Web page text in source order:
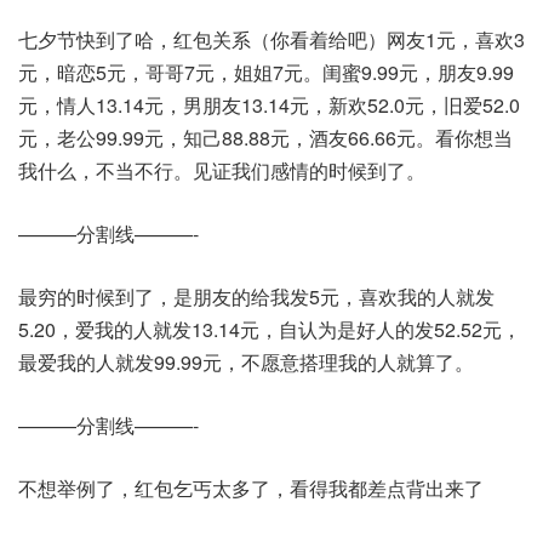
七夕节快到了哈，红包关系（你看着给吧）网友1元，喜欢3
元，暗恋5元，哥哥7元，姐姐7元。闺蜜9.99元，朋友9.99
元，情人13.14元，男朋友13.14元，新欢52.0元，旧爱52.0
元，老公99.99元，知己88.88元，酒友66.66元。看你想当
我什么，不当不行。见证我们感情的时候到了。
———分割线———-
最穷的时候到了，是朋友的给我发5元，喜欢我的人就发
5.20，爱我的人就发13.14元，自认为是好人的发52.52元，
最爱我的人就发99.99元，不愿意搭理我的人就算了。
———分割线———-
不想举例了，红包乞丐太多了，看得我都差点背出来了